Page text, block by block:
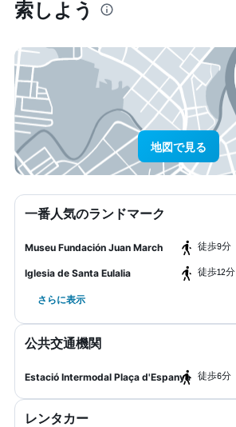
索しよう
地図で見る
一番人気のランドマーク
Museu Fundación Juan March ​徒歩9分
Iglesia de Santa Eulalia ​徒歩12分
さらに表示
公共交通機関
Estació Intermodal Plaça d'Espanya ​徒歩6分
レンタカー